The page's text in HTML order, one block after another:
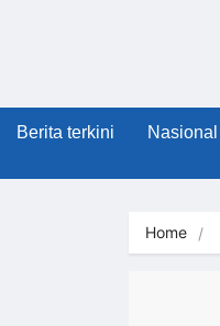
Berita terkini Nasional
Home